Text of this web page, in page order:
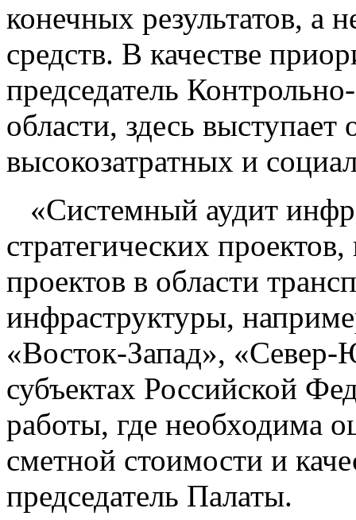
конечных результатов, а
средств. В качестве
председатель
области, здесь выступает
высокозатратных и
«Системный аудит
стратегических
проектов в области
инфраструктуры,
«Восток-Запад»,
субъектах Российской
работы, где необходима
сметной стоимости и
председатель Палаты.